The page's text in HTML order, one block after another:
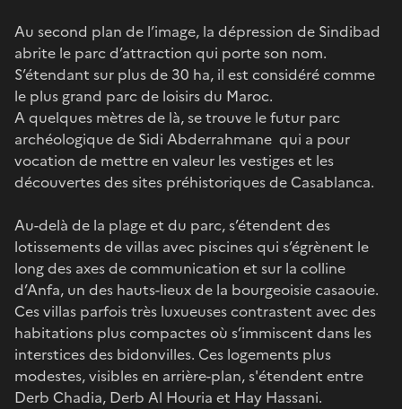
Au second plan de l’image, la dépression de Sindibad
abrite le parc d’attraction qui porte son nom.
S’étendant sur plus de 30 ha, il est considéré comme
le plus grand parc de loisirs du Maroc.
A quelques mètres de là, se trouve le futur parc
archéologique de Sidi Abderrahmane qui a pour
vocation de mettre en valeur les vestiges et les
découvertes des sites préhistoriques de Casablanca.
Au-delà de la plage et du parc, s’étendent des
lotissements de villas avec piscines qui s’égrènent le
long des axes de communication et sur la colline
d’Anfa, un des hauts-lieux de la bourgeoisie casaouie.
Ces villas parfois très luxueuses contrastent avec des
habitations plus compactes où s’immiscent dans les
interstices des bidonvilles. Ces logements plus
modestes, visibles en arrière-plan, s'étendent entre
Derb Chadia, Derb Al Houria et Hay Hassani.